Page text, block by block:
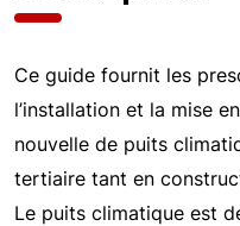
Ce guide fournit les
l’installation et la mise
nouvelle de puits
tertiaire tant en
Le puits climatique est